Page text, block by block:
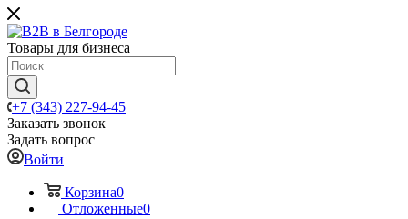
Товары для бизнеса
+7 (343) 227-94-45
Заказать звонок
Задать вопрос
Войти
Корзина0
Отложенные0